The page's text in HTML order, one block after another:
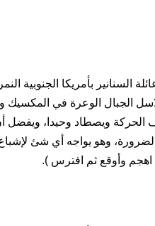
السنانير بأمريكا الجنوبية
الجبال الوعرة في المكسيك
الحركة ويصطاد وحيدا، ويفضل
وهو يواجه أي شئ
اهجم وأوقع ثم افترس ).